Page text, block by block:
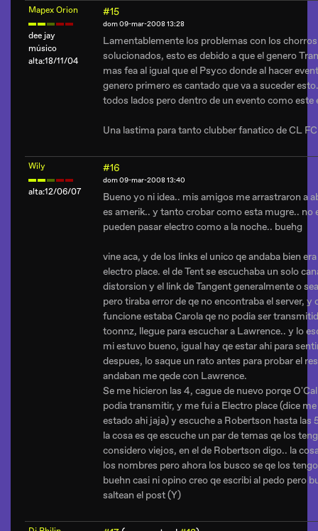
Mapex Orion
dee jay
músico
alta:18/11/04
#15
dom 09-mar-2008 13:28
Lamentablemente los problemas con los
solucionados, esto es debido a que el genero
mas fea al igual que el Psyco donde al hacer
genero primero es cantado que va a suceder
todos lados pero dentro de un evento como este
Una lastima para tanto clubber fanatico de CL
Wily
alta:12/06/07
#16
dom 09-mar-2008 13:40
Bueno yo ni idea.. mis amigos me arrastraron a
es amerik.. y tanto crobar como esta mugre.. no
pueden pasar electro como a la noche.. buehg
vine aca, y de los links el unico qe andaba bien
electro place. el de Tent se escuchaba un solo
distorsion y el link de Tangent generalmente o
pero tiraba error de qe no encontraba el server,
funcione estaba Carola qe no podia ser
toonnz, llegue para escuchar a Lawrence.. y lo
mi estuvo bueno, igual hay qe estar ahi para
despues, lo saque un rato antes para probar el
andaban me qede con Lawrence.
Se me hicieron las 4, cague de nuevo porqe
podia transmitir, y me fui a Electro place (dice
estado ahi jaja) y escuche a Robertson hasta las
la cosa es qe escuche un par de temas qe los
considero viejos, en el de Robertson digo.. la
los nombres pero ahora los busco se qe los
buehn casi ni opino creo qe escribi al pedo pero
saltean el post (Y)